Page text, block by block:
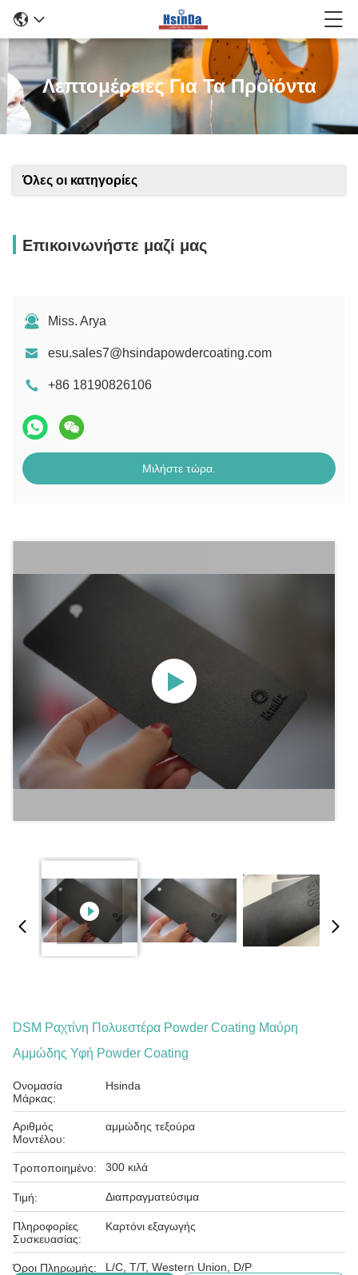
Λεπτομέρειες Για Τα Προϊόντα
Όλες οι κατηγορίες
Επικοινωνήστε μαζί μας
Miss. Arya
esu.sales7@hsindapowdercoating.com
+86 18190826106
Μιλήστε τώρα.
DSM Ραχτίνη Πολυεστέρα Powder Coating Μαύρη
Αμμώδης Υφή Powder Coating
Ονομασία
Μάρκας:
Hsinda
Αριθμός
Μοντέλου:
αμμώδης τεξούρα
Τροποποιημένο: 300 κιλά
Τιμή: Διαπραγματεύσιμα
Πληροφορίες
Συσκευασίας:
Καρτόνι εξαγωγής
Όροι Πληρωμής:
L/C, T/T, Western Union, D/P